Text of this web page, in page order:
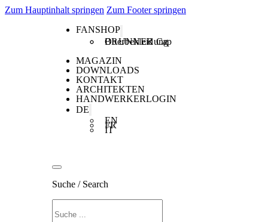
Zum Hauptinhalt springen Zum Footer springen
FANSHOP
Oberbekleidung
BRUNNER Cap
MAGAZIN
DOWNLOADS
KONTAKT
ARCHITEKTEN
HANDWERKERLOGIN
DE
EN
FR
IT
Suche / Search